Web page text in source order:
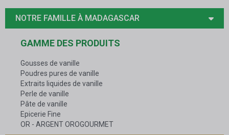
NOTRE FAMILLE À MADAGASCAR
GAMME DES PRODUITS
Gousses de vanille
Poudres pures de vanille
Extraits liquides de vanille
Perle de vanille
Pâte de vanille
Epicerie Fine
OR - ARGENT OROGOURMET